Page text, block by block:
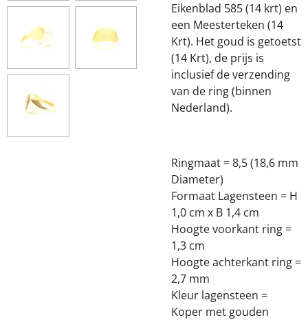
Eikenblad 585 (14 krt) en
een Meesterteken (14
Krt). Het goud is getoetst
(14 Krt), de prijs is
inclusief de verzending
van de ring (binnen
Nederland).
Ringmaat = 8,5 (18,6 mm
Diameter)
Formaat Lagensteen = H
1,0 cm x B 1,4 cm
Hoogte voorkant ring =
1,3 cm
Hoogte achterkant ring =
2,7 mm
Kleur lagensteen =
Koper met gouden